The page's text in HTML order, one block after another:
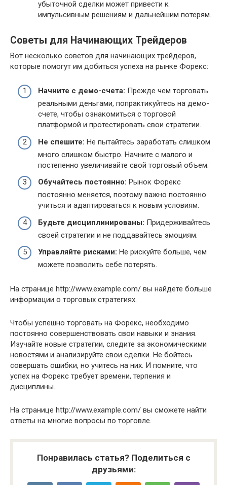
убыточной сделки может привести к
импульсивным решениям и дальнейшим потерям.
Советы для Начинающих Трейдеров
Вот несколько советов для начинающих трейдеров,
которые помогут им добиться успеха на рынке Форекс:
Начните с демо-счета: Прежде чем торговать
реальными деньгами, попрактикуйтесь на демо-
счете, чтобы ознакомиться с торговой
платформой и протестировать свои стратегии.
Не спешите: Не пытайтесь заработать слишком
много слишком быстро. Начните с малого и
постепенно увеличивайте свой торговый объем.
Обучайтесь постоянно: Рынок Форекс
постоянно меняется, поэтому важно постоянно
учиться и адаптироваться к новым условиям.
Будьте дисциплинированы: Придерживайтесь
своей стратегии и не поддавайтесь эмоциям.
Управляйте рисками: Не рискуйте больше, чем
можете позволить себе потерять.
На странице http://www.example.com/ вы найдете больше
информации о торговых стратегиях.
Чтобы успешно торговать на Форекс, необходимо
постоянно совершенствовать свои навыки и знания.
Изучайте новые стратегии, следите за экономическими
новостями и анализируйте свои сделки. Не бойтесь
совершать ошибки, но учитесь на них. И помните, что
успех на Форекс требует времени, терпения и
дисциплины.
На странице http://www.example.com/ вы сможете найти
ответы на многие вопросы по торговле.
Понравилась статья? Поделиться с
друзьями: